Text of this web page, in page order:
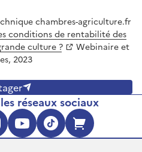
chambres-agriculture.fr
conditions de rentabilité des
culture ?
Webinaire et
2023
réseaux sociaux
(s'ouvre dans une
(s'ouvre dans
(s'ouvre
YouTube
TikTok